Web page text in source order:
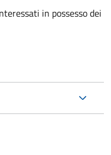
in possesso dei